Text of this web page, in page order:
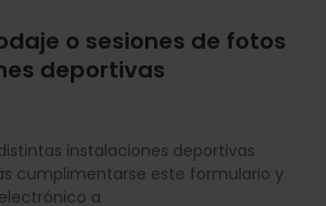
o sesiones de fotos
deportivas
instalaciones deportivas
cumplimentarse este formulario y
a